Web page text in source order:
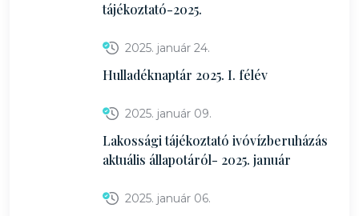
tájékoztató-2025.
2025. január 24.
Hulladéknaptár 2025. I. félév
2025. január 09.
Lakossági tájékoztató ivóvízberuházás
aktuális állapotáról- 2025. január
2025. január 06.